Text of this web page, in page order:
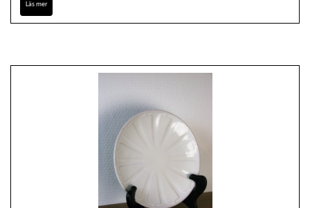
Läs mer